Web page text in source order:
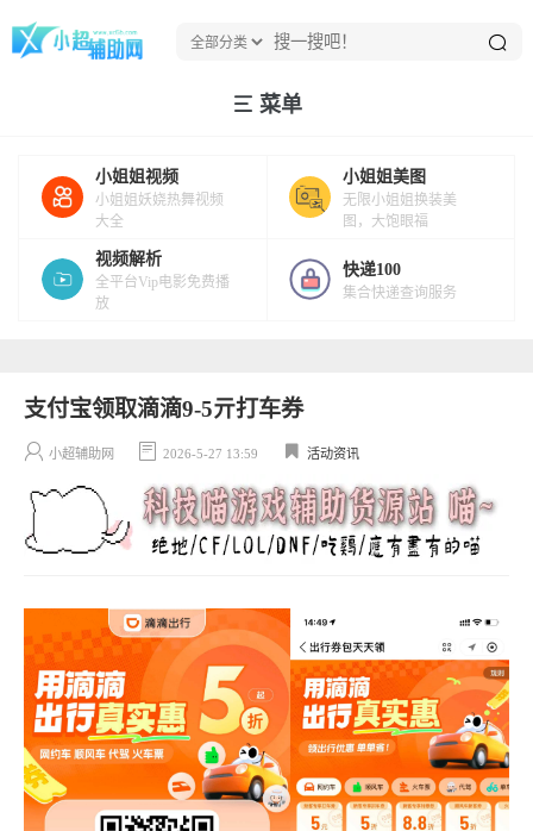
菜单
小姐姐视频
小姐姐妖娆热舞视频
大全
小姐姐美图
无限小姐姐换装美
图，大饱眼福
视频解析
全平台Vip电影免费播
放
快递100
集合快递查询服务
支付宝领取滴滴9-5亓打车券
小超辅助网 2026-5-27 13:59 活动资讯